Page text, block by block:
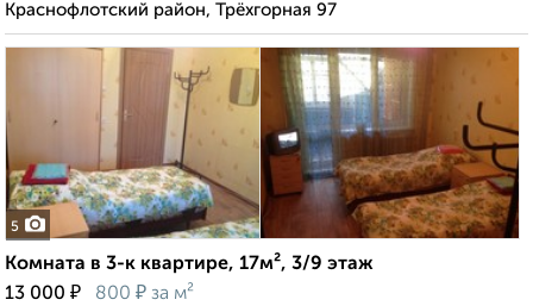
Краснофлотский район, Трёхгорная 97
5
Комната в 3-к квартире, 17м², 3/9 этаж
13 000 ₽ 800 ₽ за м²